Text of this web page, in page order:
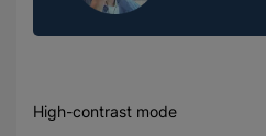
High-contrast mode